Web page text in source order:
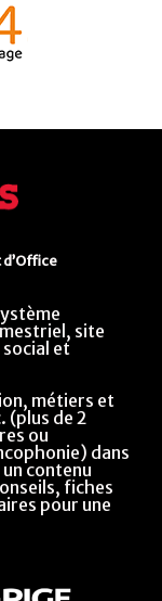
site
et
métiers et
(plus de 2
ou
dans
contenu
fiches
pour une